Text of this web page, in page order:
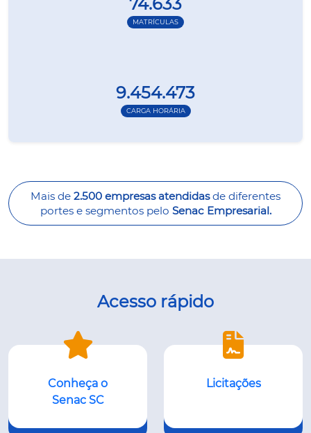
MATRÍCULAS
9.454.473
CARGA HORÁRIA
Mais de 2.500 empresas atendidasde diferentes
portes e segmentos pelo Senac Empresarial.
Acesso rápido
Conheça o
Senac SC
Licitações